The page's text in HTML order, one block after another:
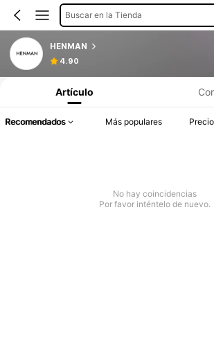
Buscar en la Tienda
HENMAN
4.90
Artículo
Recomendados Más populares Precio
No hay coincidencias
Por favor inténtelo de nuevo.